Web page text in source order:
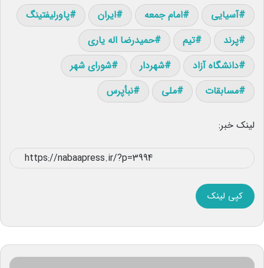
آسیایی امام جمعه ایران
پاورلیفتینگ
پرند
تیم
حمیدرضا اله یاری
دانشگاه آزاد
شهردار
شورای شهر
مسابقات
ملی نبأپرس
لینک خبر:
کپی لینک